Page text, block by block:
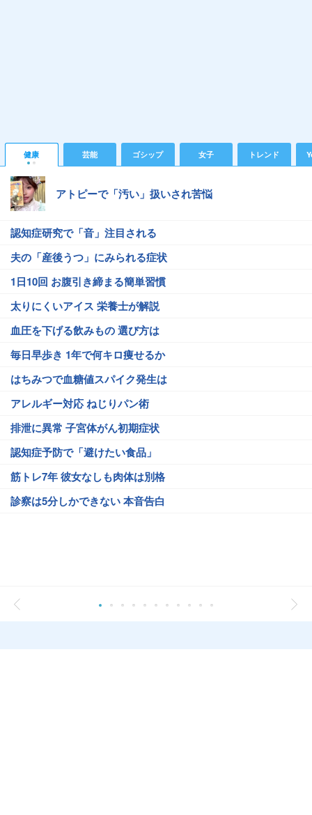
健康 芸能 ゴシップ 女子 トレンド
アトピーで「汚い」扱いされ苦悩
認知症研究で「音」注目される
夫の「産後うつ」にみられる症状
1日10回 お腹引き締まる簡単習慣
太りにくいアイス 栄養士が解説
血圧を下げる飲みもの 選び方は
毎日早歩き 1年で何キロ痩せるか
はちみつで血糖値スパイク発生は
アレルギー対応 ねじりパン術
排泄に異常 子宮体がん初期症状
認知症予防で「避けたい食品」
筋トレ7年 彼女なしも肉体は別格
診察は5分しかできない 本音告白